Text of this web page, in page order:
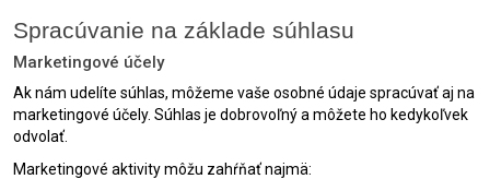
Spracúvanie na základe súhlasu
Marketingové účely
Ak nám udelíte súhlas, môžeme vaše osobné údaje spracúvať aj na
marketingové účely. Súhlas je dobrovoľný a môžete ho kedykoľvek
odvolať.
Marketingové aktivity môžu zahŕňať najmä: